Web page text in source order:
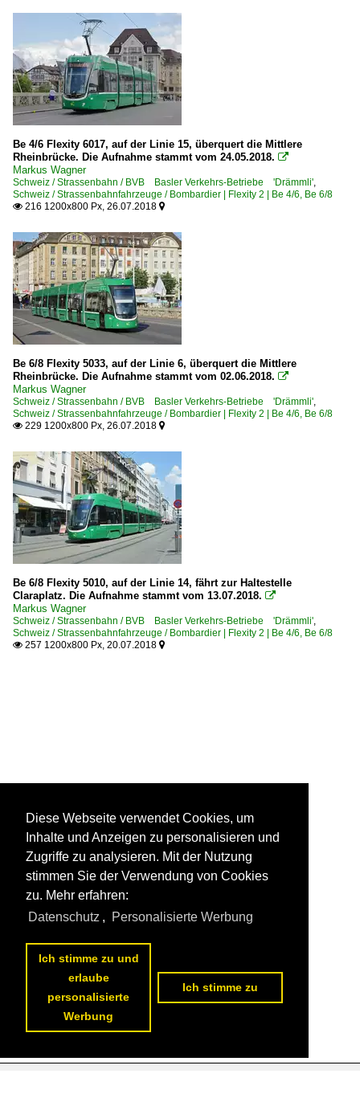
Be 4/6 Flexity 6017, auf der Linie 15, überquert die Mittlere
Rheinbrücke. Die Aufnahme stammt vom 24.05.2018. 
Markus Wagner
Schweiz / Strassenbahn / BVB Basler Verkehrs-Betriebe 'Drämmli',
Schweiz / Strassenbahnfahrzeuge / Bombardier | Flexity 2 | Be 4/6, Be 6/8
 216 1200x800 Px, 26.07.2018 
Be 6/8 Flexity 5033, auf der Linie 6, überquert die Mittlere
Rheinbrücke. Die Aufnahme stammt vom 02.06.2018. 
Markus Wagner
Schweiz / Strassenbahn / BVB Basler Verkehrs-Betriebe 'Drämmli',
Schweiz / Strassenbahnfahrzeuge / Bombardier | Flexity 2 | Be 4/6, Be 6/8
 229 1200x800 Px, 26.07.2018 
Be 6/8 Flexity 5010, auf der Linie 14, fährt zur Haltestelle
Claraplatz. Die Aufnahme stammt vom 13.07.2018. 
Markus Wagner
Schweiz / Strassenbahn / BVB Basler Verkehrs-Betriebe 'Drämmli',
Schweiz / Strassenbahnfahrzeuge / Bombardier | Flexity 2 | Be 4/6, Be 6/8
 257 1200x800 Px, 20.07.2018 
Diese Webseite verwendet Cookies, um
Inhalte und Anzeigen zu personalisieren und
Zugriffe zu analysieren. Mit der Nutzung
stimmen Sie der Verwendung von Cookies
zu. Mehr erfahren:
Datenschutz , Personalisierte Werbung
Ich stimme zu und
erlaube
personalisierte
Werbung
Ich stimme zu